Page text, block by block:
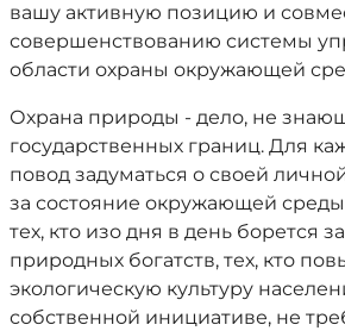
вашу активную позицию и
совершенствованию системы
области охраны окружающей
Охрана природы - дело, не
государственных границ. Для
повод задуматься о своей
за состояние окружающей
тех, кто изо дня в день борется
природных богатств, тех, кто
экологическую культуру
собственной инициативе, не